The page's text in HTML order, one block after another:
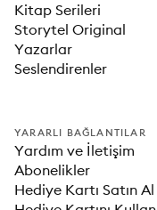
Kitap Serileri
Storytel Original
Yazarlar
Seslendirenler
YARARLI BAĞLANTILAR
Yardım ve İletişim
Abonelikler
Hediye Kartı Satın Al